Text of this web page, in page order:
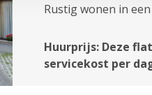
Rustig wonen in
Huurprijs: Deze
servicekost per